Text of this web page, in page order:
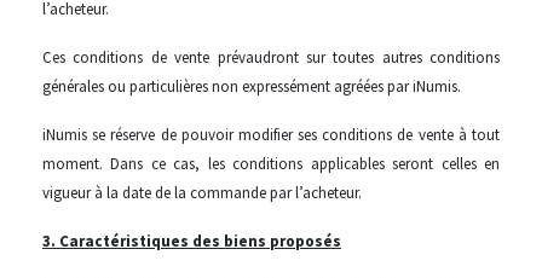
l’acheteur.
Ces conditions de vente prévaudront sur toutes autres conditions
générales ou particulières non expressément agréées par iNumis.
iNumis se réserve de pouvoir modifier ses conditions de vente à tout
moment. Dans ce cas, les conditions applicables seront celles en
vigueur à la date de la commande par l’acheteur.
3. Caractéristiques des biens proposés